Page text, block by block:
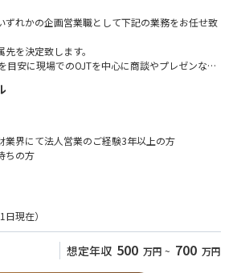
ずれかの企画営業職として下記の業務をお任せ致
を決定致します。
目安に現場でのOJTを中心に商談やプレゼンなど
店などへの営業活動をお任せ致します。
企画提案
ンの企画立案
りつけ、店舗改装の手伝いなど売り場作り
す。
とで店舗全体の売り場作りを任せられることも
ます。
業界にて法人営業のご経験3年以上の方
ちの方
レンジしていける方
事にして、店舗担当者と関係性を築いていける方
にお客様目線で課題解決ができる方
日現在）
想定年収 500 万円 ~ 700 万円